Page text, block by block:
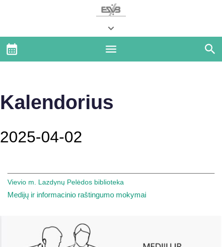
Kalendorius
2025-04-02
Vievio m. Lazdynų Pelėdos biblioteka
Medijų ir informacinio raštingumo mokymai